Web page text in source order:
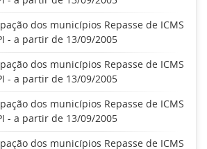
dos municípios Repasse de ICMS
- a partir de 13/09/2005
dos municípios Repasse de ICMS
- a partir de 13/09/2005
dos municípios Repasse de ICMS
- a partir de 13/09/2005
dos municípios Repasse de ICMS